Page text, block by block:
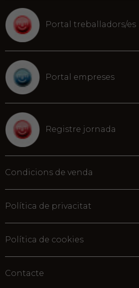
Portal treballadors/es
Portal empreses
Registre jornada
Condicions de venda
Política de privacitat
Política de cookies
Contacte